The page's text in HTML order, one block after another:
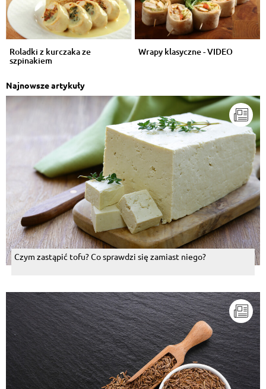
Roladki z kurczaka ze
szpinakiem
Wrapy klasyczne - VIDEO
Najnowsze artykuły
Czym zastąpić tofu? Co sprawdzi się zamiast niego?